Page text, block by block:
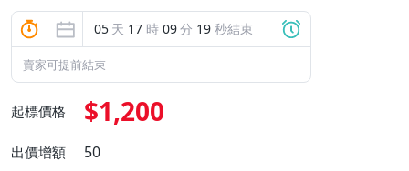
05 天 17 時 09分 18 秒結束
賣家可提前結束
起標價格 $1,200
出價增額 50